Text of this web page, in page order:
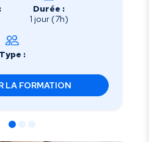
Durée :
1 jour (7h)
Type :
LA FORMATION